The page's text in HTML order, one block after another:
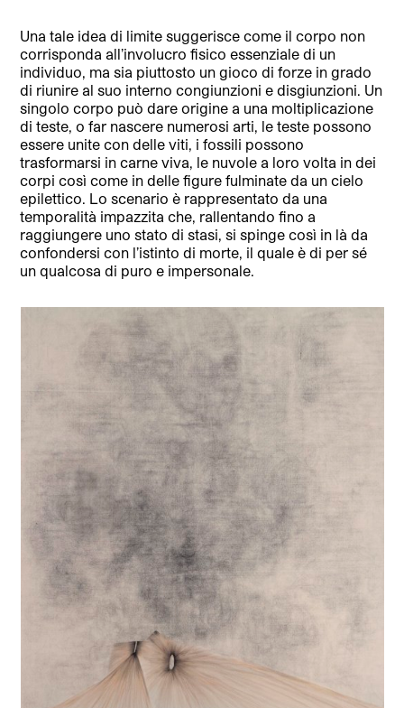
Una tale idea di limite suggerisce come il corpo non
corrisponda all’involucro fisico essenziale di un
individuo, ma sia piuttosto un gioco di forze in grado
di riunire al suo interno congiunzioni e disgiunzioni. Un
singolo corpo può dare origine a una moltiplicazione
di teste, o far nascere numerosi arti, le teste possono
essere unite con delle viti, i fossili possono
trasformarsi in carne viva, le nuvole a loro volta in dei
corpi così come in delle figure fulminate da un cielo
epilettico. Lo scenario è rappresentato da una
temporalità impazzita che, rallentando fino a
raggiungere uno stato di stasi, si spinge così in là da
confondersi con l’istinto di morte, il quale è di per sé
un qualcosa di puro e impersonale.